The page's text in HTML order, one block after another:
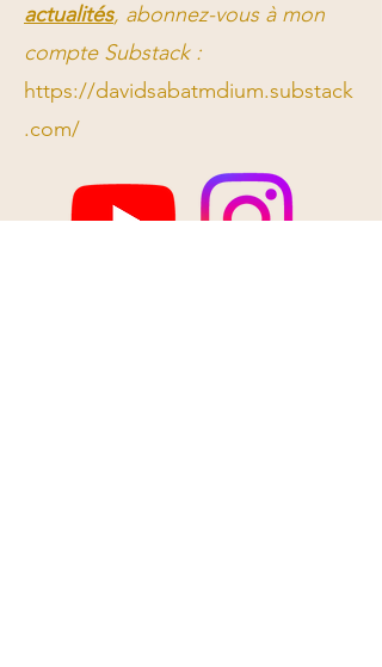
actualités, abonnez-vous à mon
compte Substack :
https://davidsabatmdium.substack
.com/